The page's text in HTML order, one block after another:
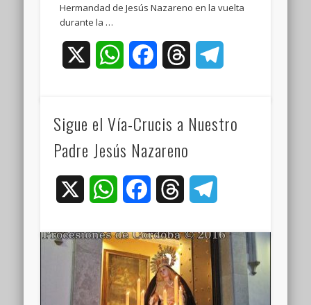
Hermandad de Jesús Nazareno en la vuelta
durante la …
WhatsAppFacebookThreads
Sigue el Vía-Crucis a Nuestro
Padre Jesús Nazareno
WhatsAppFacebookThreads